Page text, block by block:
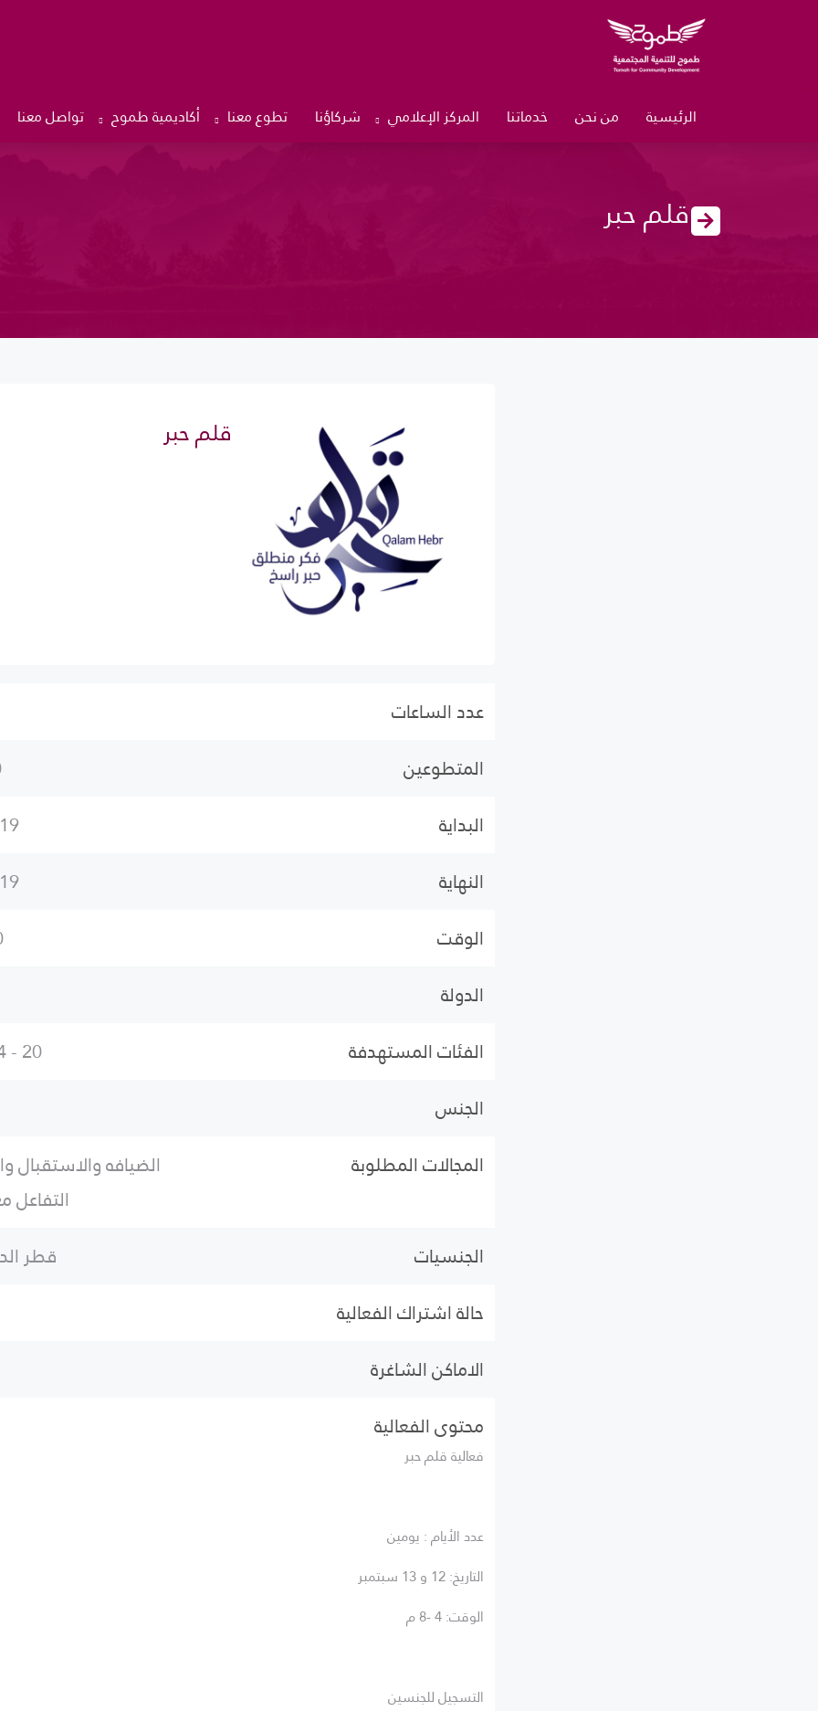
الرئيسية من نحن خدماتنا المركز الإعلامي شركاؤنا تطوع معنا أكاديمية طموح تواصل معنا
قلم حبر
قلم حبر
عدد الساعات
المتطوعين
البداية
النهاية
الوقت
الدولة
الفئات المستهدفة
20 - 24 25 - 29
الجنس
المجالات المطلوبة
الضيافه والاستقبال
التفاعل
الجنسيات
قطر
حالة اشتراك الفعالية
الاماكن الشاغرة
محتوى الفعالية
فعالية قلم حبر
عدد الأيام : يومين
التاريخ: 12 و 13 سبتمبر
الوقت: 4 -8 م
التسجيل للجنسين